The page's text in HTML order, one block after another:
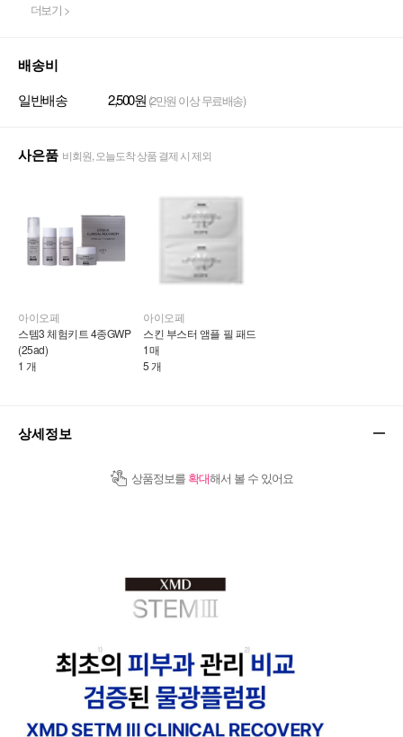
더보기 >
배송비
일반배송 2,500원 (2만원 이상 무료배송)
사은품 비회원, 오늘도착 상품 결제 시 제외
아이오페
스템3 체험키트 4종GWP
(25ad)
1 개
아이오페
스킨 부스터 앰플 필 패드
1매
5 개
상세정보
상품정보를 확대해서 볼 수 있어요